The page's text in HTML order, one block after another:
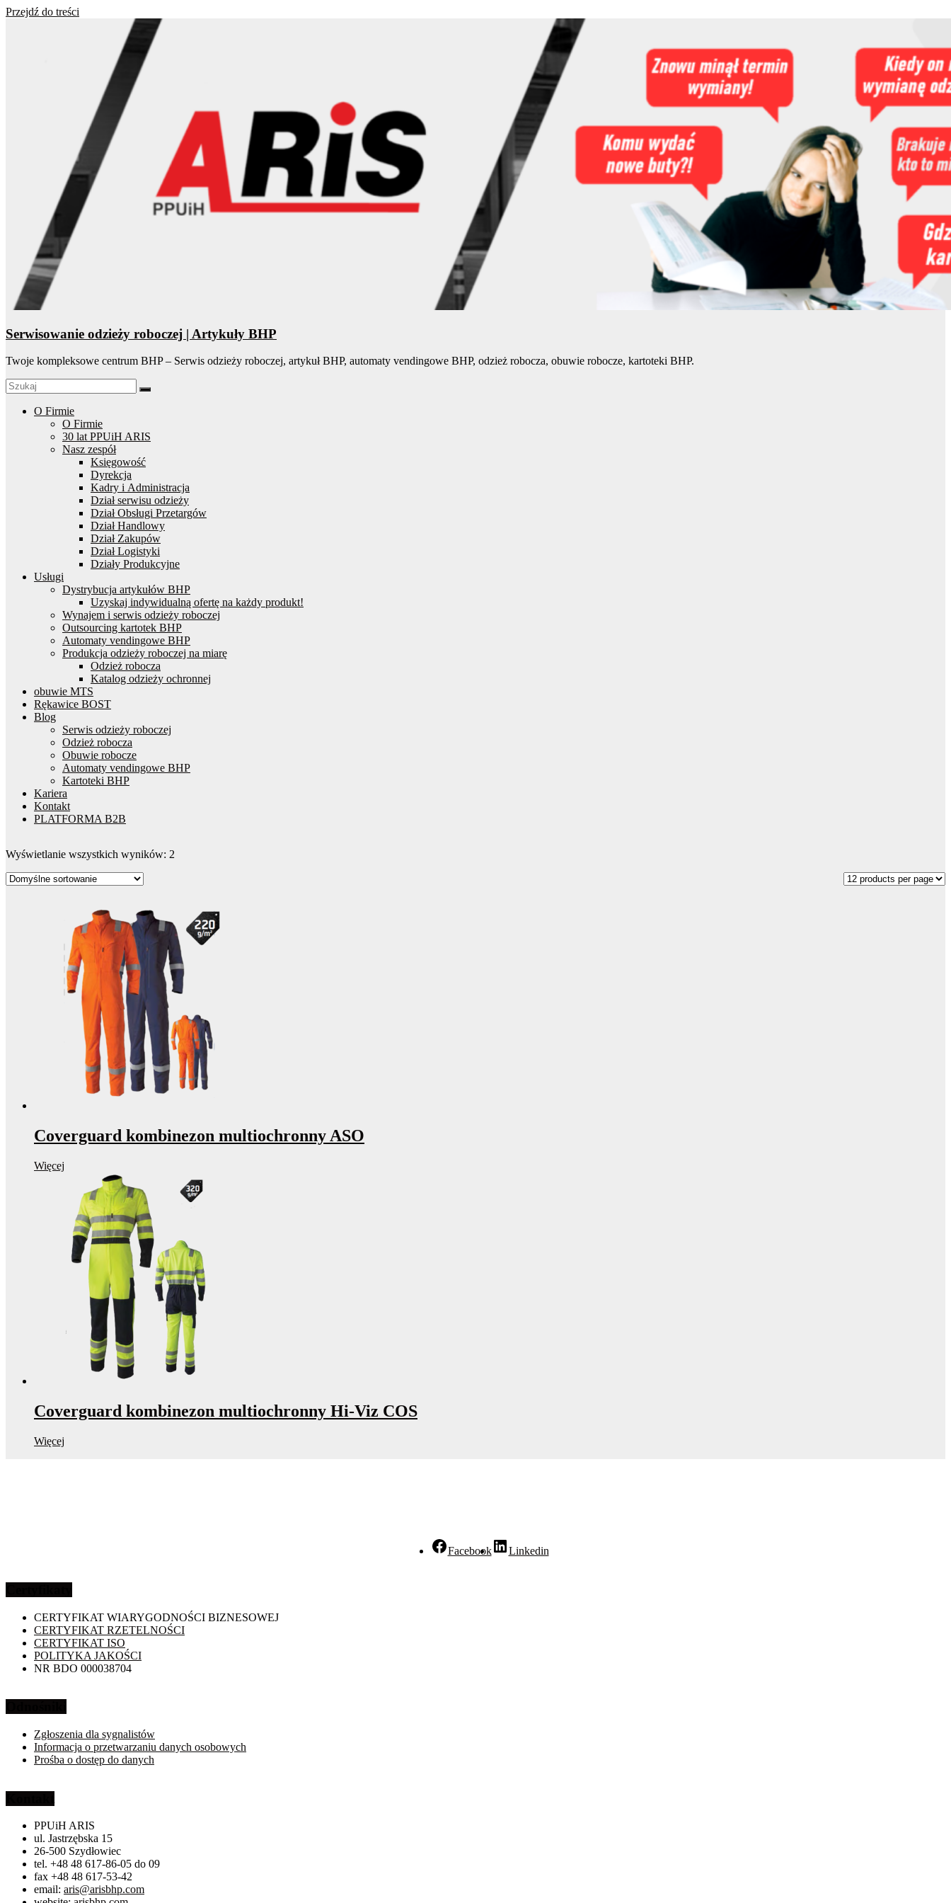
Przejdź do treści
Serwisowanie odzieży roboczej | Artykuły BHP
Twoje kompleksowe centrum BHP – Serwis odzieży roboczej, artykuł BHP, automaty vendingowe BHP, odzież robocza, obuwie robocze, kartoteki BHP.
O Firmie
O Firmie
30 lat PPUiH ARIS
Nasz zespół
Księgowość
Dyrekcja
Kadry i Administracja
Dział serwisu odzieży
Dział Obsługi Przetargów
Dział Handlowy
Dział Zakupów
Dział Logistyki
Działy Produkcyjne
Usługi
Dystrybucja artykułów BHP
Uzyskaj indywidualną ofertę na każdy produkt!
Wynajem i serwis odzieży roboczej
Outsourcing kartotek BHP
Automaty vendingowe BHP
Produkcja odzieży roboczej na miarę
Odzież robocza
Katalog odzieży ochronnej
obuwie MTS
Rękawice BOST
Blog
Serwis odzieży roboczej
Odzież robocza
Obuwie robocze
Automaty vendingowe BHP
Kartoteki BHP
Kariera
Kontakt
PLATFORMA B2B
Wyświetlanie wszystkich wyników: 2
Coverguard kombinezon multiochronny ASO
Więcej
Coverguard kombinezon multiochronny Hi-Viz COS
Więcej
Facebook Linkedin
CERTYFIKAT WIARYGODNOŚCI BIZNESOWEJ
CERTYFIKAT RZETELNOŚCI
CERTYFIKAT ISO
POLITYKA JAKOŚCI
NR BDO 000038704
Zgłoszenia dla sygnalistów
Informacja o przetwarzaniu danych osobowych
Prośba o dostęp do danych
PPUiH ARIS
ul. Jastrzębska 15
26-500 Szydłowiec
tel. +48 48 617-86-05 do 09
fax +48 48 617-53-42
email: aris@arisbhp.com